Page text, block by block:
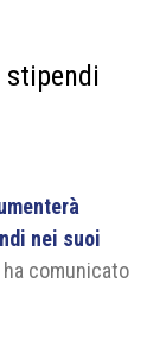
stipendi
nei suoi
ha comunicato